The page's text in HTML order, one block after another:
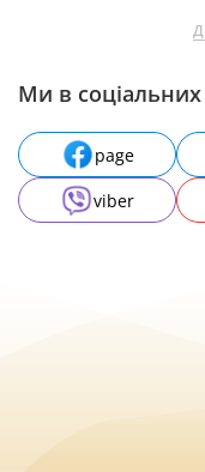
Ми в
page
viber